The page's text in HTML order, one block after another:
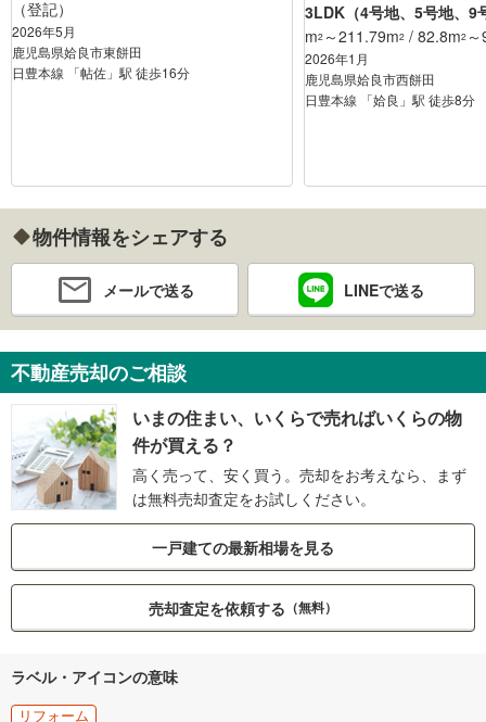
（登記）
2026年5月
鹿児島県姶良市東餅田
日豊本線 「帖佐」駅 徒歩16分
3LDK（4号地、5号地、9
m2 ～211.79m2 / 82.8m2
2026年1月
鹿児島県姶良市西餅田
日豊本線 「姶良」駅 徒歩8分
物件情報をシェアする
メールで送る LINEで送る
不動産売却のご相談
いまの住まい、いくらで売ればいくらの物
件が買える？
高く売って、安く買う。売却をお考えなら、まず
は無料売却査定をお試しください。
一戸建ての最新相場を見る
売却査定を依頼する （無料）
ラベル・アイコンの意味
リフォーム